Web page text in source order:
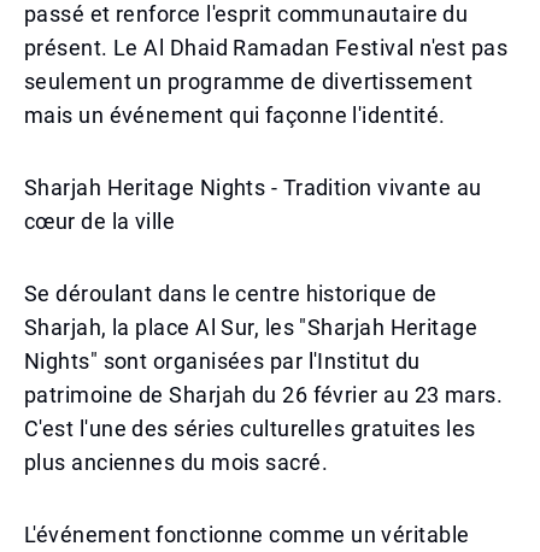
passé et renforce l'esprit communautaire du
présent. Le Al Dhaid Ramadan Festival n'est pas
seulement un programme de divertissement
mais un événement qui façonne l'identité.
Sharjah Heritage Nights - Tradition vivante au
cœur de la ville
Se déroulant dans le centre historique de
Sharjah, la place Al Sur, les "Sharjah Heritage
Nights" sont organisées par l'Institut du
patrimoine de Sharjah du 26 février au 23 mars.
C'est l'une des séries culturelles gratuites les
plus anciennes du mois sacré.
L'événement fonctionne comme un véritable